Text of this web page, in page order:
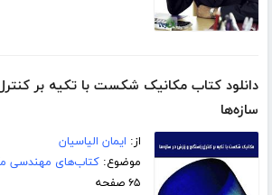
دانلود کتاب مکانیک شکست با تکیه بر
سازه‌ها
از: ایمان الیاسیان
موضوع:کتاب‌های مهندسی
۶۵ صفحه